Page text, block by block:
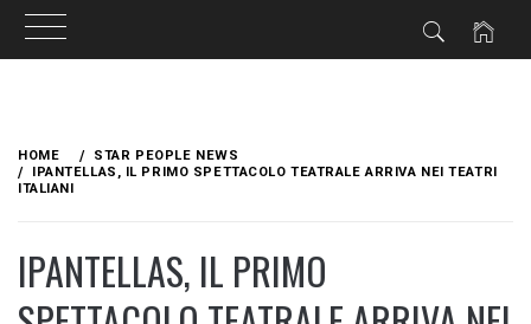
content
HOME
STAR PEOPLE NEWS
IPANTELLAS, IL PRIMO SPETTACOLO TEATRALE ARRIVA NEI TEATRI
ITALIANI
IPANTELLAS, IL PRIMO